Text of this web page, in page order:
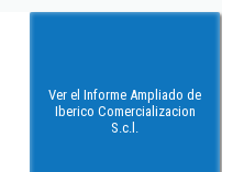
Ver el Informe Ampliado de
Iberico Comercializacion
S.c.l.